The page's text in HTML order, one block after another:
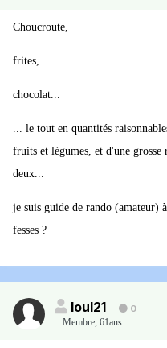
Choucroute,
frites,
chocolat...
... le tout en quantités
fruits et légumes, et d'une grosse
deux...
je suis guide de rando (amateur)
fesses ?
loul21
0
Membre, 61ans